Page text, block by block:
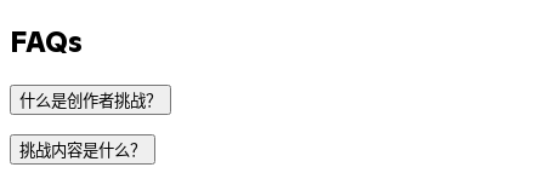
FAQs
什么是创作者挑战？
挑战内容是什么？